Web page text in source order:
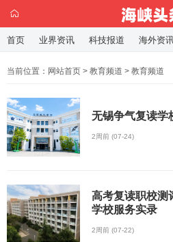
当前位置： 网站首页 > 教育频道 > 教育频道
无锡争气复读学
2周前 (07-24)
高考复读职校测
学校服务实录
2周前 (07-22)
首页 业界资讯 科技报道 海外资